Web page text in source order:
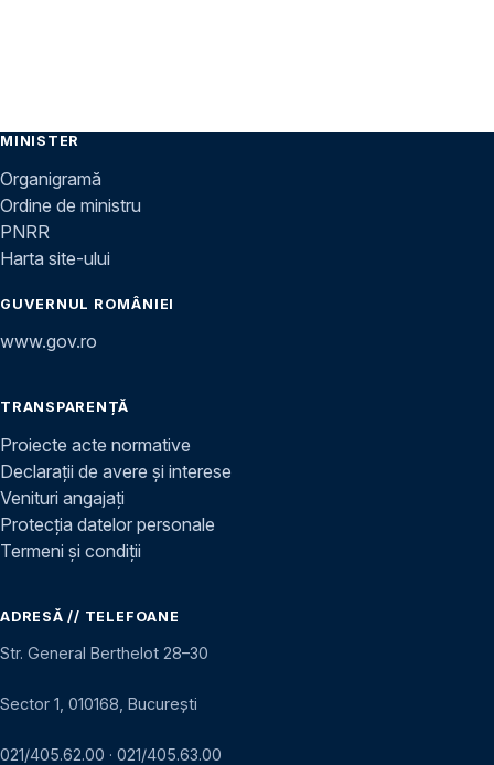
MINISTER
Organigramă
Ordine de ministru
PNRR
Harta site-ului
GUVERNUL ROMÂNIEI
www.gov.ro
TRANSPARENȚĂ
Proiecte acte normative
Declarații de avere și interese
Venituri angajați
Protecția datelor personale
Termeni și condiții
ADRESĂ // TELEFOANE
Str. General Berthelot 28–30
Sector 1, 010168, București
021/405.62.00 · 021/405.63.00